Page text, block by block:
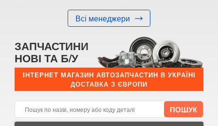
Всі менеджери
ЗАПЧАСТИНИ
НОВІ ТА Б/У
ІНТЕРНЕТ МАГАЗИН АВТОЗАПЧАСТИН В УКРАЇНІ
ДОСТАВКА З ЄВРОПИ
КУПИТИ
Оригінальний номер:
Примітка:
E-mail:
Телефон: